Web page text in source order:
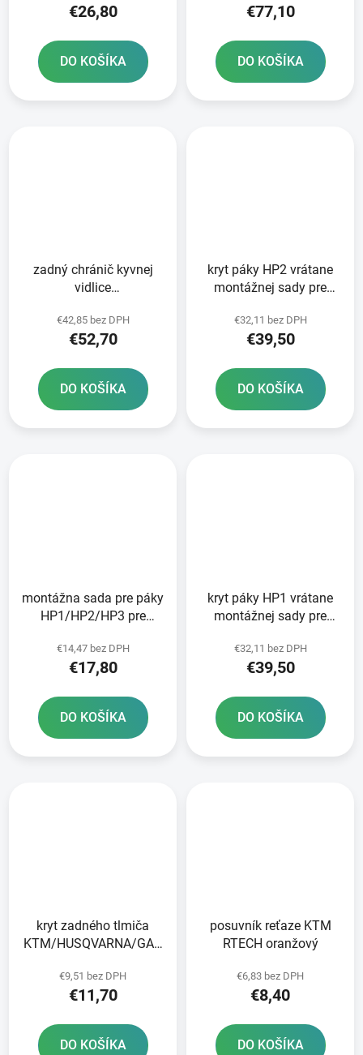
€26,80
DO KOŠÍKA
€77,10
DO KOŠÍKA
zadný chránič kyvnej
vidlice
GAS set RTECH čierny
€42,85 bez DPH
€52,70
DO KOŠÍKA
kryt páky HP2 vrátane
montážnej sady pre
RTECH oranžový
€32,11 bez DPH
€39,50
DO KOŠÍKA
montážna sada pre páky
HP1/HP2/HP3 pre
RTECH čierna
€14,47 bez DPH
€17,80
DO KOŠÍKA
kryt páky HP1 vrátane
montážnej sady pre
RTECH oranžový
€32,11 bez DPH
€39,50
DO KOŠÍKA
kryt zadného tlmiča
KTM/HUSQVARNA/GAS
€9,51 bez DPH
€11,70
DO KOŠÍKA
posuvník reťaze KTM
RTECH oranžový
€6,83 bez DPH
€8,40
DO KOŠÍKA